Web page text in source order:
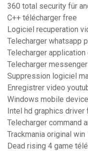
360 total security für
C++ télécharger free
Logiciel recuperation
Telecharger whatsapp
Telecharger
Telecharger
Suppression logiciel
Enregistrer video
Windows mobile
Intel hd graphics
Telecharger command
Trackmania original win
Dead rising 4 game